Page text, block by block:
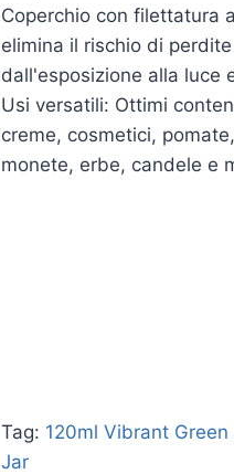
Coperchio con filettatura
elimina il rischio di
dall'esposizione alla luce
Usi versatili: Ottimi
creme, cosmetici,
monete, erbe, candele e
Tag: 120ml Vibrant
Jar